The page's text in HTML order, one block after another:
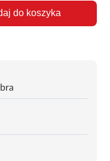
do koszyka